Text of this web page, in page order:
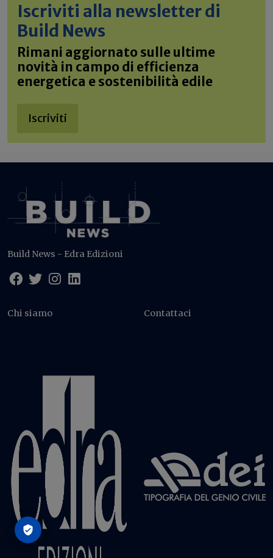
Iscriviti alla newsletter di
Build News
Rimani aggiornato sulle ultime
novità in campo di efficienza
energetica e sostenibilità edile
Iscriviti
Build News - Edra Edizioni
Chi siamo Contattaci